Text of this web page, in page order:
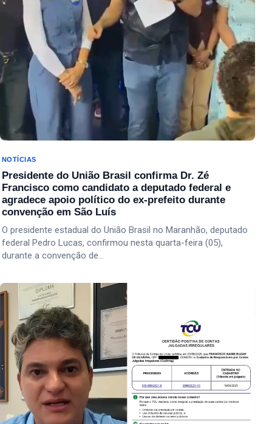
NOTÍCIAS
Presidente do União Brasil confirma Dr. Zé
Francisco como candidato a deputado federal e
agradece apoio político do ex-prefeito durante
convenção em São Luís
O presidente estadual do União Brasil no Maranhão, deputado
federal Pedro Lucas, confirmou nesta quarta-feira (05),
durante a convenção de…